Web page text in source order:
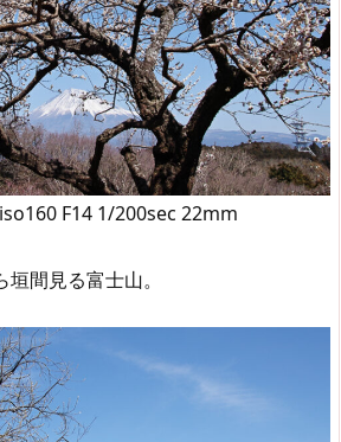
F14 1/200sec 22mm
間見る富士山。